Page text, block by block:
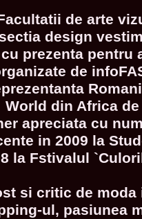
de arte
sectia design
prezenta pentru
de
World din Africa de
apreciata cu
in 2009 la
la Fstivalul
si critic de
ul, pasiunea